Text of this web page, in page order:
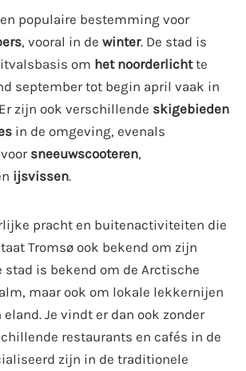
populaire bestemming voor
, vooral in de winter. De stad is
om het noorderlichtte
september tot begin april vaak in
zijn ook verschillende skigebieden
in de omgeving, evenals
sneeuwscooteren,
ijsvissen.
pracht en buitenactiviteiten die
Tromsø ook bekend om zijn
stad is bekend om de Arctische
maar ook om lokale lekkernijen
Je vindt er dan ook zonder
restaurants en cafés in de
zijn in de traditionele